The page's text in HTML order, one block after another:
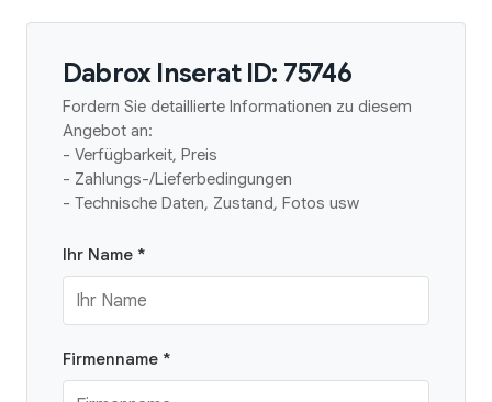
Dabrox Inserat ID: 75746
Fordern Sie detaillierte Informationen zu diesem
Angebot an:
- Verfügbarkeit, Preis
- Zahlungs-/Lieferbedingungen
- Technische Daten, Zustand, Fotos usw
Ihr Name *
Firmenname *